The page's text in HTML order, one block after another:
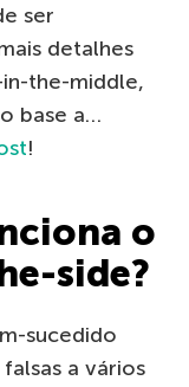
ser
detalhes
the-middle,
base a…
!
o
side?
sucedido
a vários